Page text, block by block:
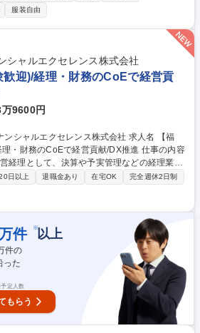
。 【詳細】■月次・年次決
本社報告対応（US-GAAP）■税務業務（税理
払・入金管理（請求書処理、経費精算、売
との英語での連絡・レポート作成■予算管
出■監査対応、必要資料準備■経理体制構築
■必要に応じて総務・労務サポート 募集職
ジション)】アメリカ本社の日本法人/英語ス
服装自由
ャルエクセレンス株式会社
歓迎)/経理・財務のCoEで経営貢
9600円
ルエクセレンス株式会社 求人名 【福
務のCoEで経営貢献/DX推進 仕事の内容
経理として、決算や予実管理などの経理業務
業務プロセス改善、経営管理の支援まで幅広
活用の業務効率化） ・事業戦略支援（目標策
、経営分析、経営管理など 専門性を高めな
携においてリーダーシップを発揮し、将来的
だきます。 募集職種 【福岡】経
のCoEで経営貢献/DX推進
日以上 退職金あり 在宅OK
完全週休2日制
件 ※以上
件の
った
定人数
もらう